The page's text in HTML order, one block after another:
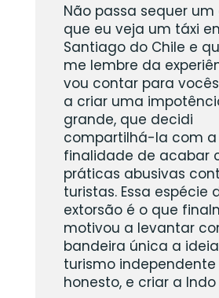
Não passa sequer
que eu veja um táxi
Santiago do Chile e
me lembre da
vou contar para
a criar uma
grande, que decidi
compartilhá-la com a
finalidade de acabar
práticas abusivas
turistas. Essa espécie
extorsão é o que
motivou a levantar
bandeira única a
turismo independente
honesto, e criar a Indo